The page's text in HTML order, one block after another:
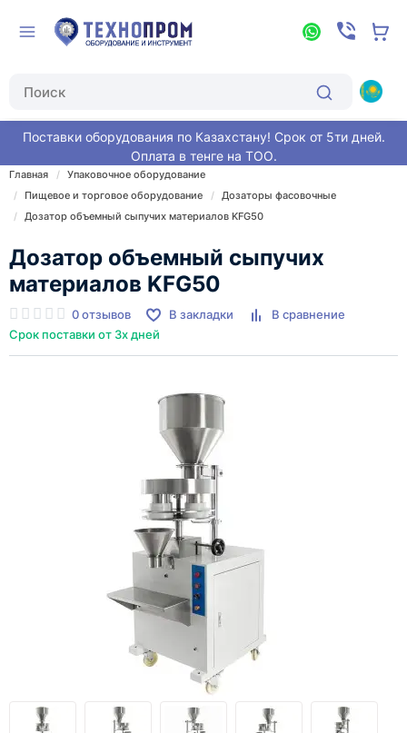
Поставки оборудования по Казахстану! Срок от 5ти дней.
Оплата в тенге на ТОО.
Главная
Упаковочное оборудование
Пищевое и торговое оборудование
Дозаторы фасовочные
Дозатор объемный сыпучих материалов KFG50
Дозатор объемный сыпучих
материалов KFG50
0 отзывов В закладки
В сравнение
Срок поставки от 3х дней